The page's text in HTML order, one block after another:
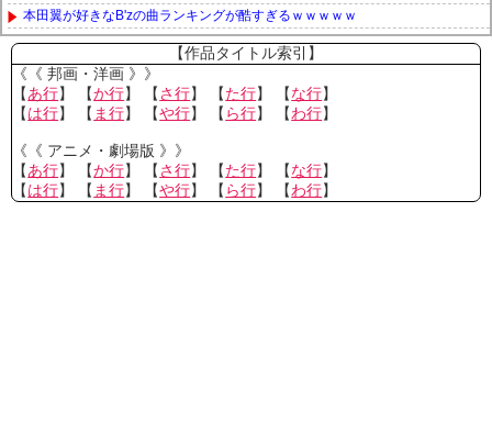
本田翼が好きなB'zの曲ランキングが酷すぎるｗｗｗｗｗ
Powered by livedoor 相互RSS
【作品タイトル索引】
《《 邦画・洋画 》》
【あ行】 【か行】 【さ行】 【た行】 【な行】
【は行】 【 ま行】 【や行】 【 ら行】 【わ行】
《《 アニメ・劇場版 》》
【あ行】 【か行】 【さ行】 【た行】 【な行】
【は行】 【 ま行】 【や行】 【 ら行】 【わ行】